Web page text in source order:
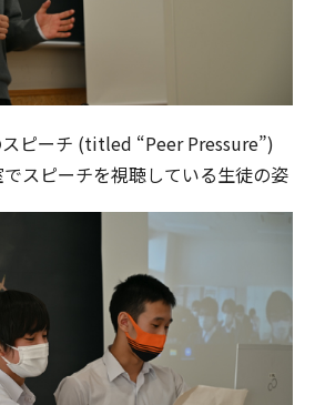
ピーチ (titled “Peer Pressure”)
スピーチを視聴している生徒の姿